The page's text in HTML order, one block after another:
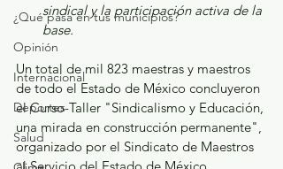
¿Qué pasa en tus municipios?
Opinión
Internacional
Deportes
Salud
sindical y la participación activa de la
base.
Un total de mil 823 maestras y maestros
de todo el Estado de México concluyeron
el Curso-Taller "Sindicalismo y Educación,
una mirada en construcción permanente",
organizado por el Sindicato de Maestros
al Servicio del Estado de México